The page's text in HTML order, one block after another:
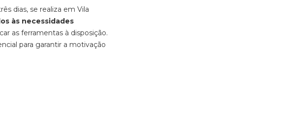
dias, se realiza em Vila
às necessidades
as ferramentas à disposição.
para garantir a motivação